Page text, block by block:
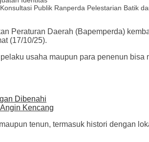
Publik Ranperda Pelestarian Batik
Peraturan Daerah (Bapemperda)
(17/10/25).
usaha maupun para penenun
Dibenahi
Kencang
tenun, termasuk histori dengan